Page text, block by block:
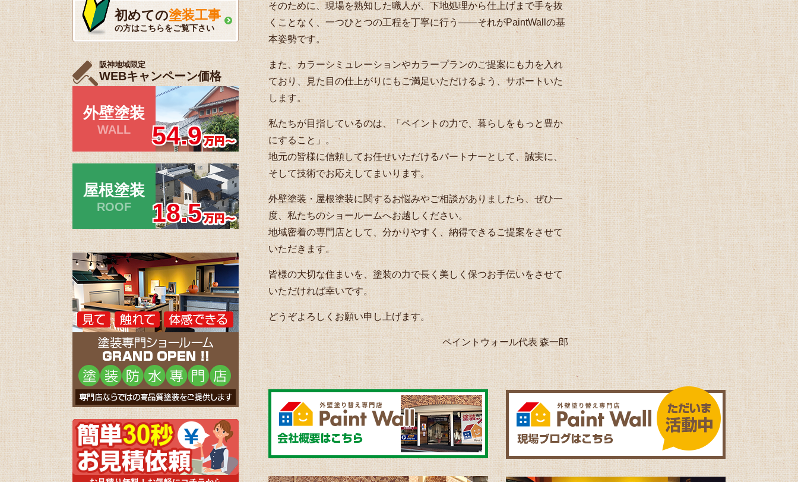
そのために、現場を熟知した職人が、下地処理から仕上げまで手を抜
くことなく、一つひとつの工程を丁寧に行う――それがPaintWallの基
本姿勢です。
また、カラーシミュレーションやカラープランのご提案にも力を入れ
ており、見た目の仕上がりにもご満足いただけるよう、サポートいた
します。
私たちが目指しているのは、「ペイントの力で、暮らしをもっと豊か
にすること」。
地元の皆様に信頼してお任せいただけるパートナーとして、誠実に、
そして技術でお応えしてまいります。
外壁塗装・屋根塗装に関するお悩みやご相談がありましたら、ぜひ一
度、私たちのショールームへお越しください。
地域密着の専門店として、分かりやすく、納得できるご提案をさせて
いただきます。
皆様の大切な住まいを、塗装の力で長く美しく保つお手伝いをさせて
いただければ幸いです。
どうぞよろしくお願い申し上げます。
ペイントウォール代表 森一郎
初めての塗装工事
の方はこちらをご覧下さい
阪神地域限定
WEBキャンペーン価格
外壁塗装
WALL 54.9
屋根塗装
ROOF 18.5